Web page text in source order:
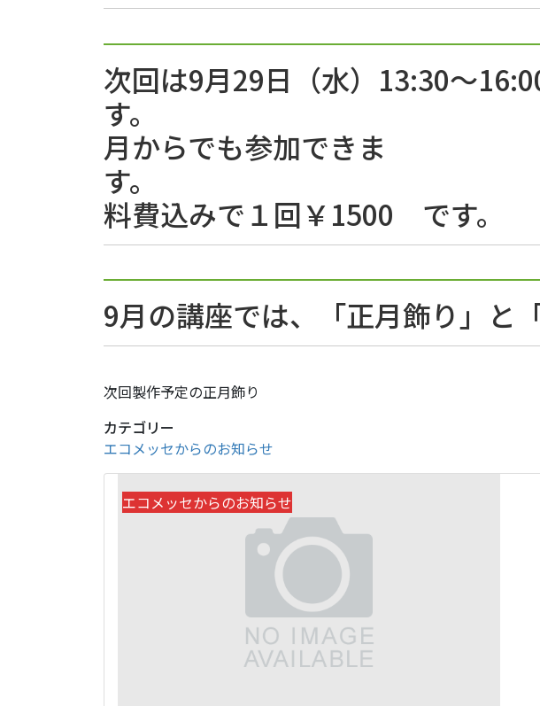
次回は9月29日（水）13:30～
す。 ど
月からでも参加できま
す。 参
料費込みで１回￥1500 です。
9月の講座では、「正月飾り」と
次回製作予定の正月飾り
カテゴリー
エコメッセからのお知らせ
エコメッセからのお知らせ